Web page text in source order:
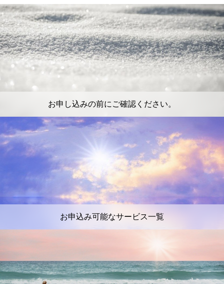
お申し込みの前にご確認ください。
お申込み可能なサービス一覧